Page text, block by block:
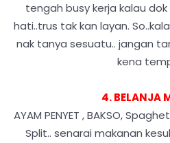
tengah busy kerja kalau
hati..trus tak kan layan.
nak tanya sesuatu.. jangan
kena
4. BELANJA
AYAM PENYET , BAKSO,
Split.. senarai makanan